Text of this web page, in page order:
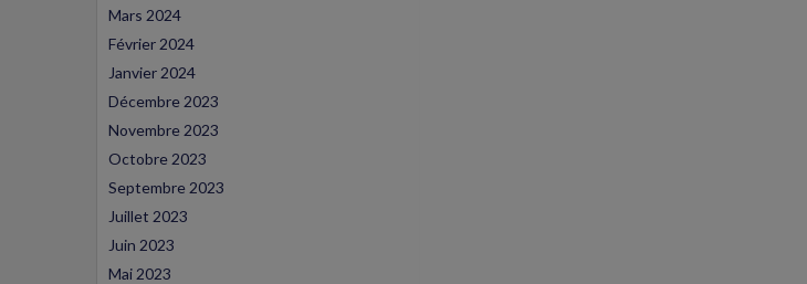
Mars 2024
Février 2024
Janvier 2024
Décembre 2023
Novembre 2023
Octobre 2023
Septembre 2023
Juillet 2023
Juin 2023
Mai 2023